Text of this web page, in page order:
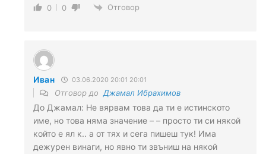
0 0 Отговор
Иван 03.06.2020 20:01 20:01
Отговор до Джамал Ибрахимов
До Джамал: Не вярвам това да ти е истинското
име, но това няма значение – – просто ти си някой
който е ял к.. а от тях и сега пишеш тук! Има
дежурен винаги, но явно ти звъниш на някой